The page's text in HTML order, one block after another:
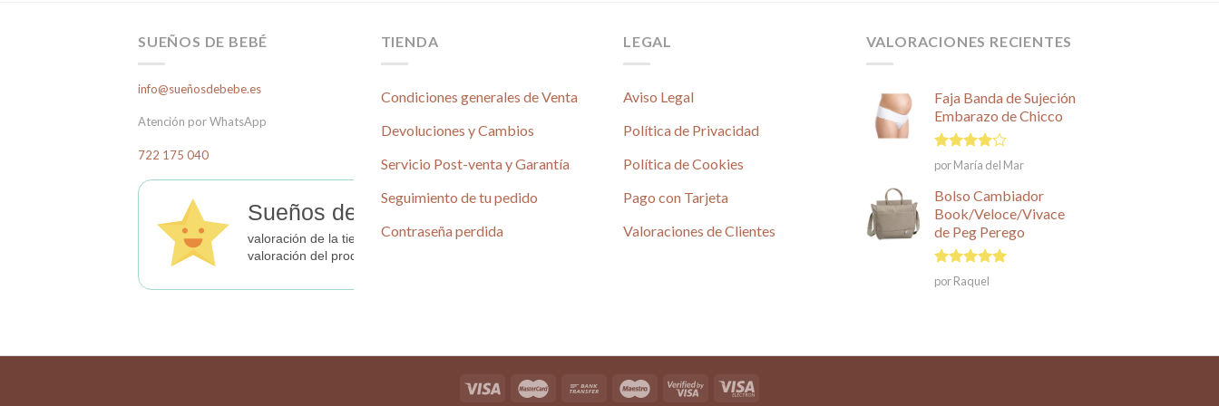
SUEÑOS DE BEBÉ
info@sueñosdebebe.es
Atención por WhatsApp
722 175 040
Sueños de Bebé
valoración de la tienda
4.80 / 5
valoración del producto
TIENDA
Condiciones generales de Venta
Devoluciones y Cambios
Servicio Post-venta y Garantía
Seguimiento de tu pedido
Contraseña perdida
LEGAL
Aviso Legal
Política de Privacidad
Política de Cookies
Pago con Tarjeta
Valoraciones de Clientes
VALORACIONES RECIENTES
Faja Banda de Sujeción
Embarazo de Chicco
Valorado
en
5
por María del Mar
Bolso Cambiador
Book/Veloce/Vivace
de Peg Perego
Valorado en
5
de 5
por Raquel